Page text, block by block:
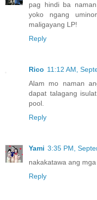
pag hindi ba
yoko ngang
maligayang LP!
Reply
Rico 11:12 AM,
Alam mo naman
dapat talagang
pool.
Reply
Yami 3:35 PM,
nakakatawa ang
Reply